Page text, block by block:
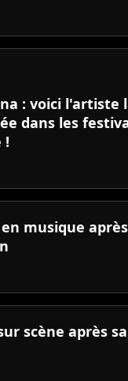
: voici l'artiste
dans les
!
musique
scène après sa